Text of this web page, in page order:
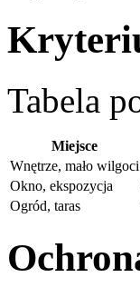
Tabela
Miejsce
Wnętrze, mało wilgoci
Okno, ekspozycja
Ogród, taras